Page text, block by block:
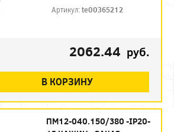
Артикул:te00365212
2062.44 руб.
В КОРЗИНУ
ПМ12-040.150/380 -IP20-